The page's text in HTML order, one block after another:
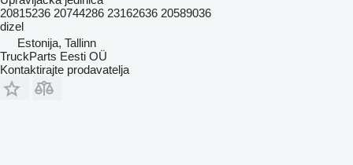
20815236 20744286 23162636 20589036
dizel
Estonija, Tallinn
TruckParts Eesti OÜ
Kontaktirajte prodavatelja